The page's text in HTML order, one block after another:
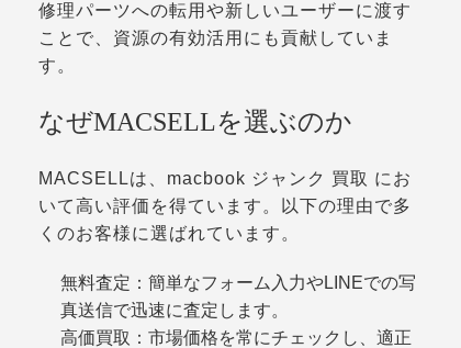
修理パーツへの転用や新しいユーザーに渡す
ことで、資源の有効活用にも貢献していま
す。
なぜMACSELLを選ぶのか
MACSELLは、macbook ジャンク 買取 にお
いて高い評価を得ています。以下の理由で多
くのお客様に選ばれています。
無料査定：簡単なフォーム入力やLINEでの写
真送信で迅速に査定します。
高価買取：市場価格を常にチェックし、適正